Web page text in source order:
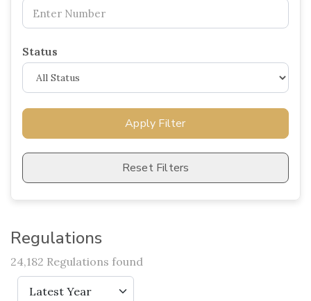
Status
Apply Filter
Reset Filters
Regulations
24,182 Regulations found
Latest Year